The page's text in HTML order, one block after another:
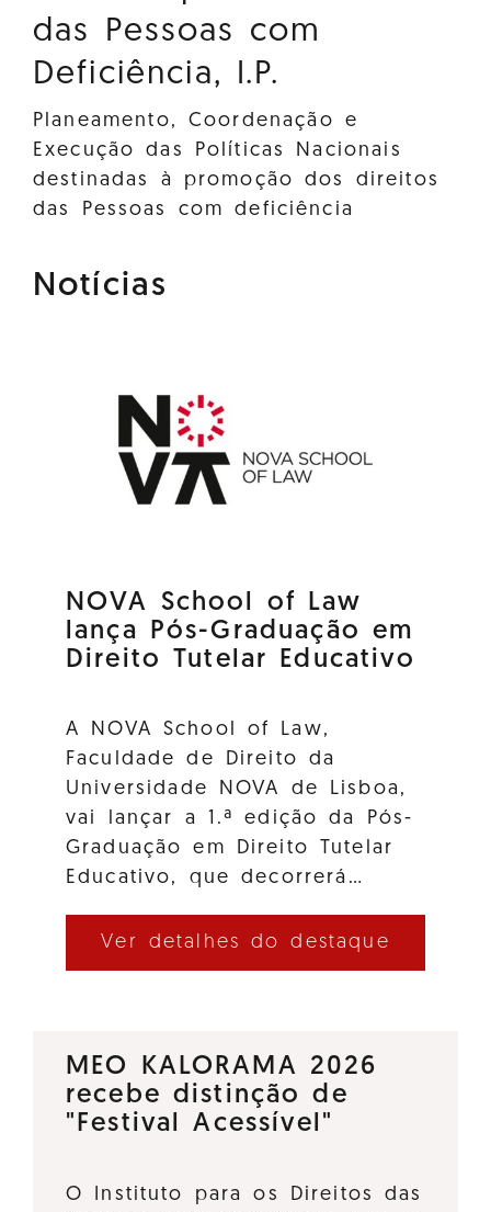
das Pessoas com
Deficiência, I.P.
Planeamento, Coordenação e
Execução das Políticas Nacionais
destinadas à promoção dos direitos
das Pessoas com deficiência
Notícias
NOVA School of Law
lança Pós-Graduação em
Direito Tutelar Educativo
A NOVA School of Law,
Faculdade de Direito da
Universidade NOVA de Lisboa,
vai lançar a 1.ª edição da Pós-
Graduação em Direito Tutelar
Educativo, que decorrerá…
Ver detalhes do destaque
MEO KALORAMA 2026
recebe distinção de
"Festival Acessível"
O Instituto para os Direitos das